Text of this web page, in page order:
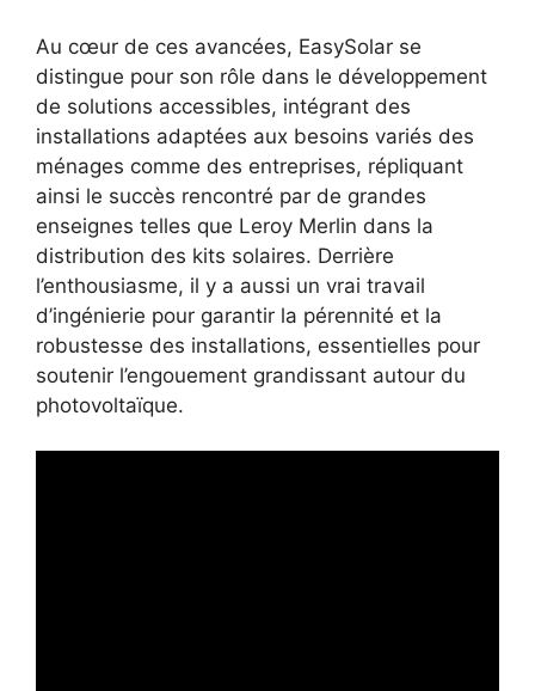
Au cœur de ces avancées, EasySolar se
distingue pour son rôle dans le développement
de solutions accessibles, intégrant des
installations adaptées aux besoins variés des
ménages comme des entreprises, répliquant
ainsi le succès rencontré par de grandes
enseignes telles que Leroy Merlin dans la
distribution des kits solaires. Derrière
l’enthousiasme, il y a aussi un vrai travail
d’ingénierie pour garantir la pérennité et la
robustesse des installations, essentielles pour
soutenir l’engouement grandissant autour du
photovoltaïque.